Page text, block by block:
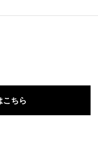
こちら